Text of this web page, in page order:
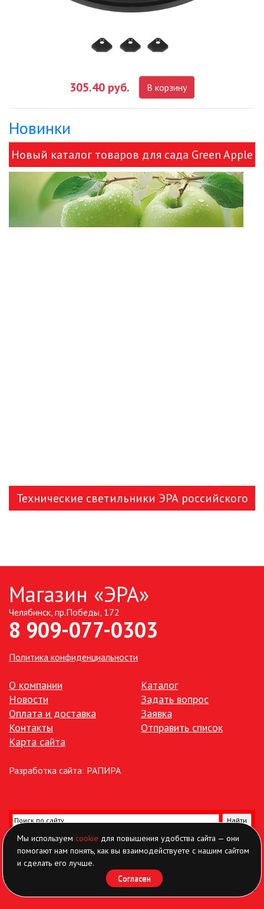
305.40 руб. В корзину
Новинки
Новый каталог товаров для сада Green Apple
и ЭРА!
Технические светильники ЭРА российского
Магазин «ЭРА»
Челябинск, пр.Победы, 172
8 909-077-0303
Политика конфиденциальности
О компании
Новости
Оплата и доставка
Контакты
Карта сайта
Каталог
Задать вопрос
Заявка
Отправить список
Разработка сайта: РАПИРА
Мы используемcookie для повышения удобства сайта — они
помогают нам понять, как вы взаимодействуете с нашим сайтом
и сделать его лучше.
Согласен